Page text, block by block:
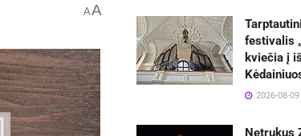
AA
festivalis
kviečia į
2026-08-09
Netrukus